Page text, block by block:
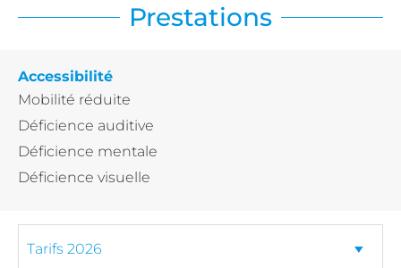
Prestations
Accessibilité
Mobilité réduite
Déficience auditive
Déficience mentale
Déficience visuelle